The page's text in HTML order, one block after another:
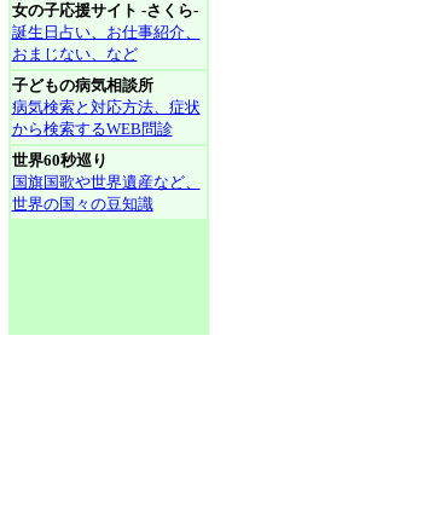
女の子応援サイト -さくら-
誕生日占い、お仕事紹介、
おまじない、など
子どもの病気相談所
病気検索と対応方法、症状
から検索するWEB問診
世界60秒巡り
国旗国歌や世界遺産など、
世界の国々の豆知識